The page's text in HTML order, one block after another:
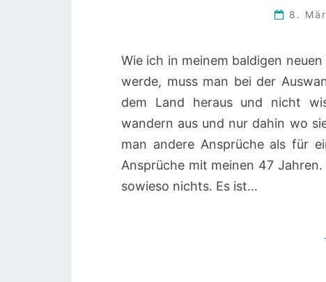
8.
Wie ich in meinem baldigen
werde, muss man bei der
dem Land heraus und nicht
wandern aus und nur dahin wo
man andere Ansprüche als für
Ansprüche mit meinen 47
sowieso nichts. Es ist…